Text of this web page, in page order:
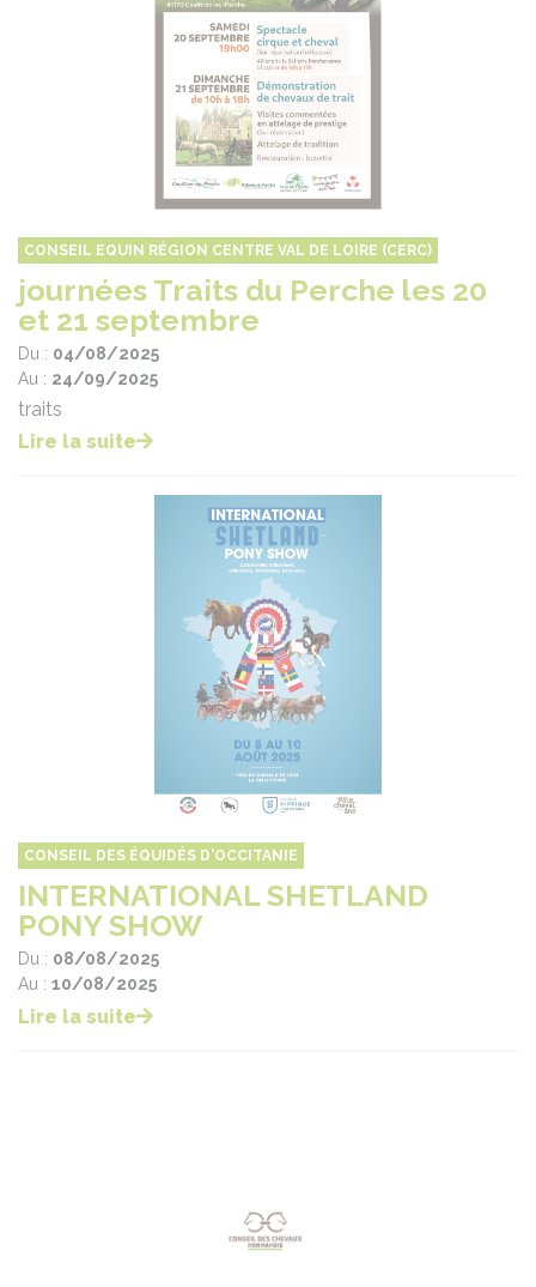
CONSEIL EQUIN RÉGION CENTRE VAL DE LOIRE (CERC)
journées Traits du Perche les 20
et 21 septembre
Du : 04/08/2025
Au : 24/09/2025
traits
Lire la suite
CONSEIL DES ÉQUIDÉS D'OCCITANIE
INTERNATIONAL SHETLAND
PONY SHOW
Du : 08/08/2025
Au : 10/08/2025
Lire la suite